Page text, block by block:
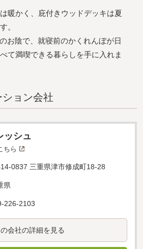
暖かく、庇付きウッドデッキは夏
。
お陰で、就寝前のかくれんぼが日
て満喫できる暮らしを手に入れま
ョン会社
ッシュ
ちら
0837 三重県津市修成町18-28
県
226-2103
の会社の詳細を見る